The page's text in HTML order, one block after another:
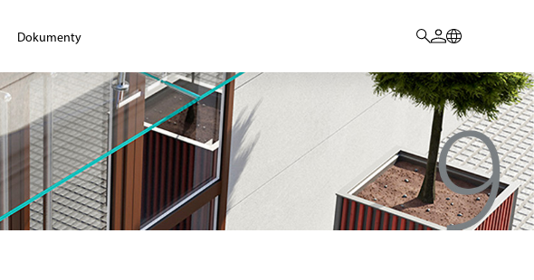
Dokumenty